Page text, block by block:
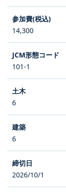
14,300
101-1
6
6
2026/10/1